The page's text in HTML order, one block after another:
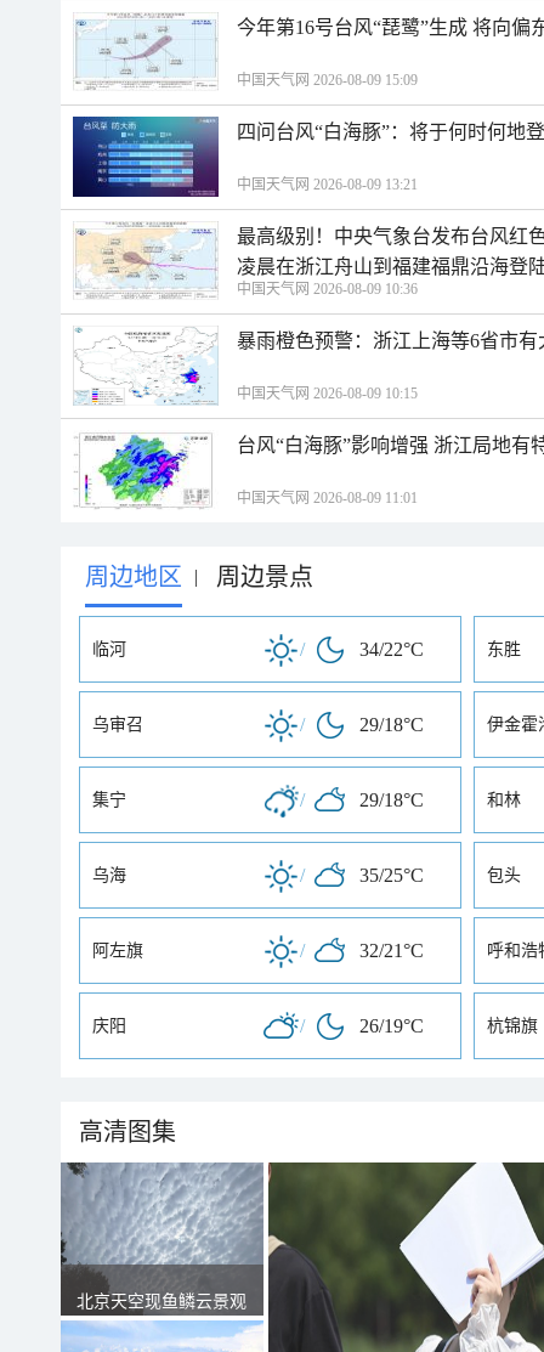
今年第16号台风“琵鹭”生成 将向偏
中国天气网 2026-08-09 15:09
四问台风“白海豚”：将于何时何地
中国天气网 2026-08-09 13:21
最高级别！中央气象台发布台风红
凌晨在浙江舟山到福建福鼎沿海登
中国天气网 2026-08-09 10:36
暴雨橙色预警：浙江上海等6省市
中国天气网 2026-08-09 10:15
台风“白海豚”影响增强 浙江局地有
中国天气网 2026-08-09 11:01
周边地区 | 周边景点
临河 / 34/22°C 东胜
乌审召 / 29/18°C 伊金霍
集宁 / 29/18°C 和林
乌海 / 35/25°C 包头
阿左旗 / 32/21°C 呼和浩
庆阳 / 26/19°C 杭锦旗
高清图集
北京天空现鱼鳞云景观